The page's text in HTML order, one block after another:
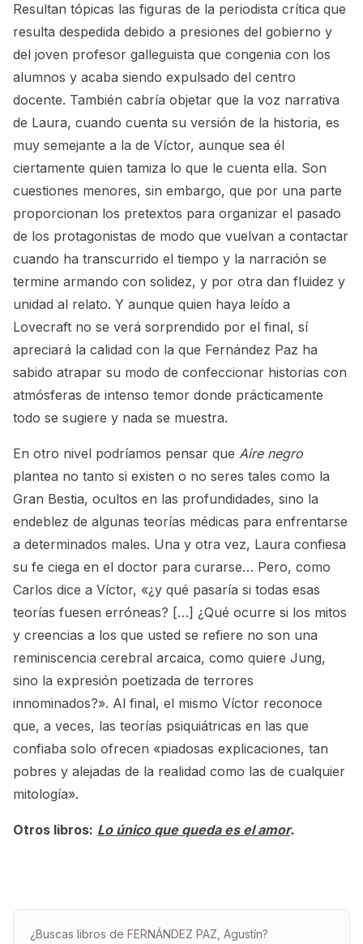
Resultan tópicas las figuras de la periodista crítica que
resulta despedida debido a presiones del gobierno y
del joven profesor galleguista que congenia con los
alumnos y acaba siendo expulsado del centro
docente. También cabría objetar que la voz narrativa
de Laura, cuando cuenta su versión de la historia, es
muy semejante a la de Víctor, aunque sea él
ciertamente quien tamiza lo que le cuenta ella. Son
cuestiones menores, sin embargo, que por una parte
proporcionan los pretextos para organizar el pasado
de los protagonistas de modo que vuelvan a contactar
cuando ha transcurrido el tiempo y la narración se
termine armando con solidez, y por otra dan fluidez y
unidad al relato. Y aunque quien haya leído a
Lovecraft no se verá sorprendido por el final, sí
apreciará la calidad con la que Fernández Paz ha
sabido atrapar su modo de confeccionar historias con
atmósferas de intenso temor donde prácticamente
todo se sugiere y nada se muestra.
En otro nivel podríamos pensar que Aire negro
plantea no tanto si existen o no seres tales como la
Gran Bestia, ocultos en las profundidades, sino la
endeblez de algunas teorías médicas para enfrentarse
a determinados males. Una y otra vez, Laura confiesa
su fe ciega en el doctor para curarse… Pero, como
Carlos dice a Víctor, «¿y qué pasaría si todas esas
teorías fuesen erróneas? […] ¿Qué ocurre si los mitos
y creencias a los que usted se refiere no son una
reminiscencia cerebral arcaica, como quiere Jung,
sino la expresión poetizada de terrores
innominados?». Al final, el mismo Víctor reconoce
que, a veces, las teorías psiquiátricas en las que
confiaba solo ofrecen «piadosas explicaciones, tan
pobres y alejadas de la realidad como las de cualquier
mitología».
Otros libros: Lo único que queda es el amor.
¿Buscas libros de FERNÁNDEZ PAZ, Agustín?